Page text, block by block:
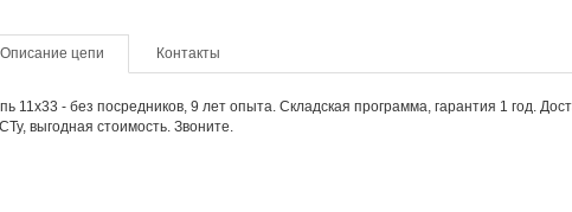
Описание цепи Контакты
11х33 - без посредников, 9 лет опыта. Складская программа, гарантия 1 год.
выгодная стоимость. Звоните.